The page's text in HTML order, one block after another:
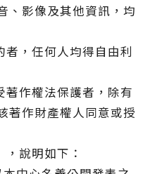
、影像及其他資訊，均
，任何人均得自由利
作權法保護者，除有
著作財產權人同意或授
說明如下：